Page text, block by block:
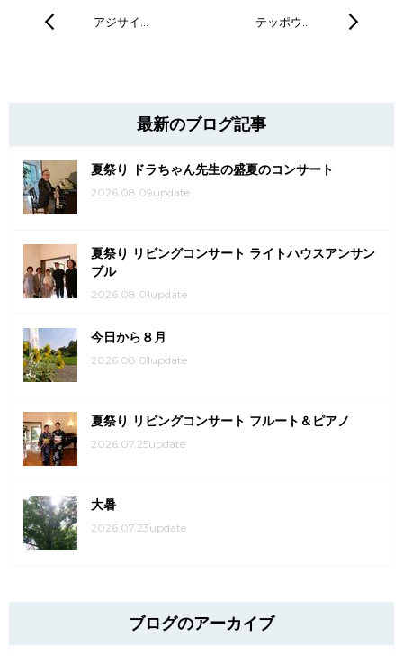
アジサイ… テッポウ…
最新のブログ記事
夏祭り ドラちゃん先生の盛夏のコンサート
2026.08.09update
夏祭り リビングコンサート ライトハウスアンサン
ブル
2026.08.01update
今日から８月
2026.08.01update
夏祭り リビングコンサート フルート＆ピアノ
2026.07.25update
大暑
2026.07.23update
ブログのアーカイブ